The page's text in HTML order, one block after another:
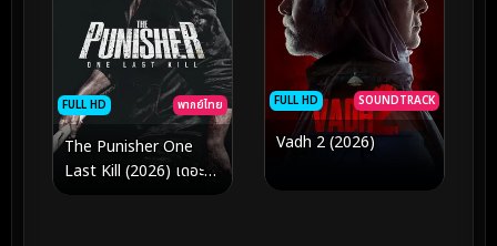
FULL HD พากย์ไทย
The Punisher One
Last Kill (2026) เดอะ
พันนิชเชอร์ ฆ่าทิ้งทวน
FULL HD SOUNDTRACK
Vadh 2 (2026)